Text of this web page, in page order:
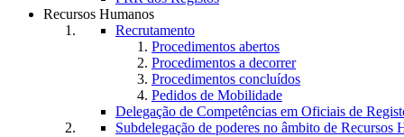
Recursos Humanos
Recrutamento
Procedimentos abertos
Procedimentos a decorrer
Procedimentos concluídos
Pedidos de Mobilidade
Delegação de Competências em Oficiais de
Subdelegação de poderes no âmbito de Recursos